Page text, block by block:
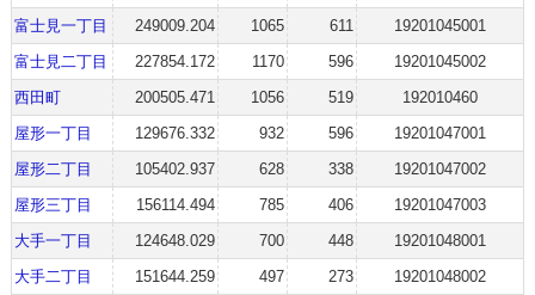
富士見一丁目
249009.204 1065 611
19201045001
富士見二丁目
227854.172 1170 596
19201045002
西田町
200505.471 1056 519
192010460
屋形一丁目
129676.332 932 596
19201047001
屋形二丁目
105402.937 628 338
19201047002
屋形三丁目
156114.494 785 406
19201047003
大手一丁目
124648.029 700 448
19201048001
大手二丁目
151644.259 497 273
19201048002